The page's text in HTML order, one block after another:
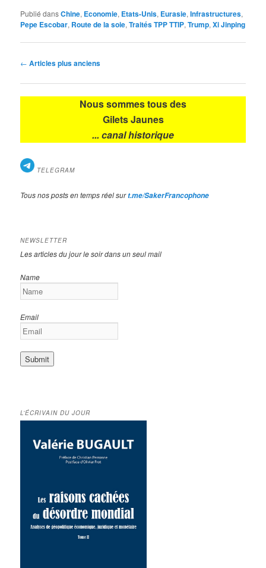
Publié dansChine, Economie, Etats-Unis, Eurasie,Infrastructures,
Pepe Escobar, Route de la soie,Traités TPP TTIP,Trump,Xi Jinping
Navigation
articles
← Articles plus anciens
Nous sommes tous des
Gilets Jaunes
... canal historique
TELEGRAM
Tous nos posts en temps réel surt.me/SakerFrancophone
NEWSLETTER
Les articles du jour le soir dans un seul mail
Name
Email
L’ÉCRIVAIN DU JOUR